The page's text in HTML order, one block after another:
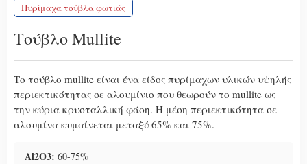
Πυρίμαχα τούβλα φωτιάς
Τούβλο Mullite
Το τούβλο mullite είναι ένα είδος πυρίμαχων υλικών υψηλής
περιεκτικότητας σε αλουμίνιο που θεωρούν το mullite ως
την κύρια κρυσταλλική φάση. Η μέση περιεκτικότητα σε
αλουμίνα κυμαίνεται μεταξύ 65% και 75%.
Al2O3: 60-75%